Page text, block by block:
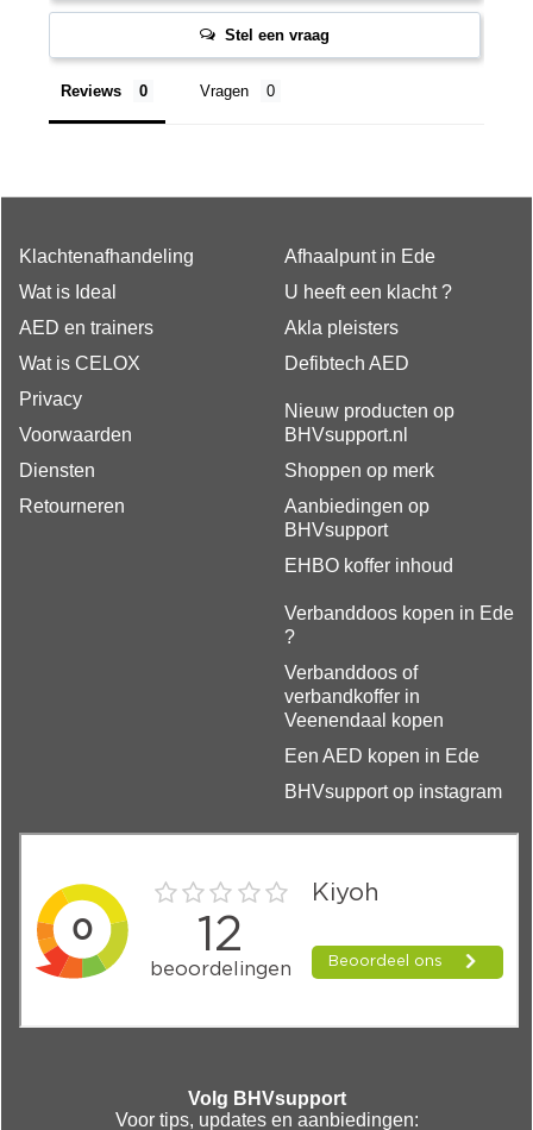
Stel een vraag
Reviews Vragen
Klachtenafhandeling
Wat is Ideal
AED en trainers
Wat is CELOX
Privacy
Voorwaarden
Diensten
Retourneren
Afhaalpunt in Ede
U heeft een klacht ?
Akla pleisters
Defibtech AED
Nieuw producten op
BHVsupport.nl
Shoppen op merk
Aanbiedingen op
BHVsupport
EHBO koffer inhoud
Verbanddoos kopen in Ede
?
Verbanddoos of
verbandkoffer in
Veenendaal kopen
Een AED kopen in Ede
BHVsupport op instagram
Volg BHVsupport
Voor tips, updates en aanbiedingen: